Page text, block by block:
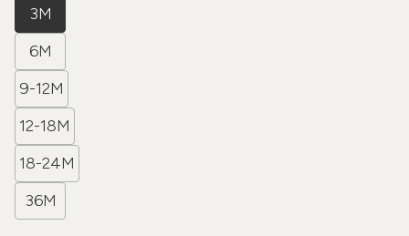
3M
6M
9-12M
12-18M
18-24M
36M